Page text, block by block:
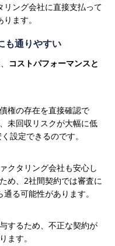
ング会社に直接支払って
ます。
も通りやすい
コストパフォーマンスと
権の存在を直接確認で
未回収リスクが大幅に低
設定できるのです。
クタリング会社も安心し
め、2社間契約では審査に
る可能性があります。
するため、不正な契約が
ます。